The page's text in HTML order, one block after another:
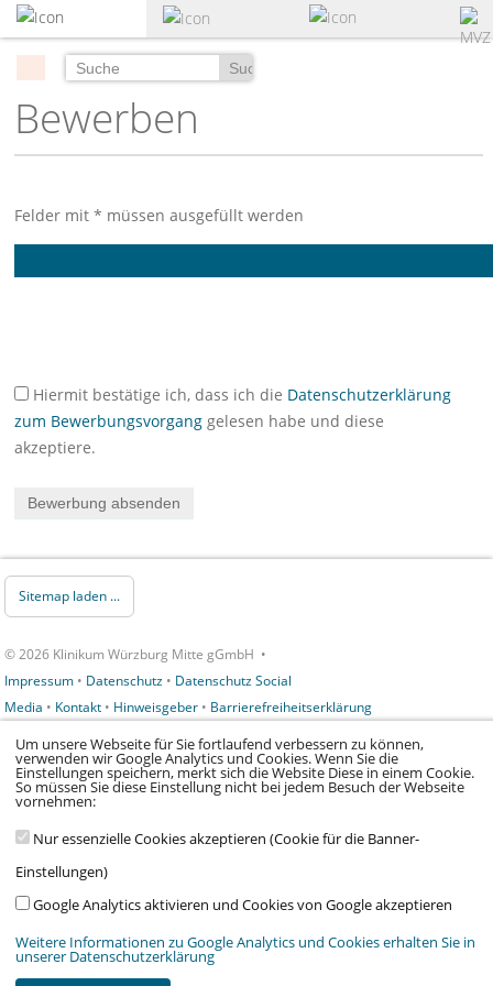
zum
Hauptinhalt
Suchen
Bewerben
Felder mit * müssen ausgefüllt werden
Hiermit bestätige ich, dass ich die Datenschutzerklärung
zum Bewerbungsvorgang gelesen habe und diese
akzeptiere.
Sitemap laden ...
© 2026 Klinikum Würzburg Mitte gGmbH •
Impressum • Datenschutz • Datenschutz Social
Media • Kontakt • Hinweisgeber • Barrierefreiheitserklärung
Verein Kinderklinik am Mönchberg e.V.
Um unsere Webseite für Sie fortlaufend verbessern zu können,
verwenden wir Google Analytics und Cookies. Wenn Sie die
Einstellungen speichern, merkt sich die Website Diese in einem Cookie.
So müssen Sie diese Einstellung nicht bei jedem Besuch der Webseite
vornehmen:
Nur essenzielle Cookies akzeptieren (Cookie für die Banner-
Einstellungen)
Google Analytics aktivieren und Cookies von Google akzeptieren
Weitere Informationen zu Google Analytics und Cookies erhalten Sie in
unserer Datenschutzerklärung